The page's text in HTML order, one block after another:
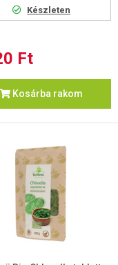
Készleten
Ft
Kosárba rakom